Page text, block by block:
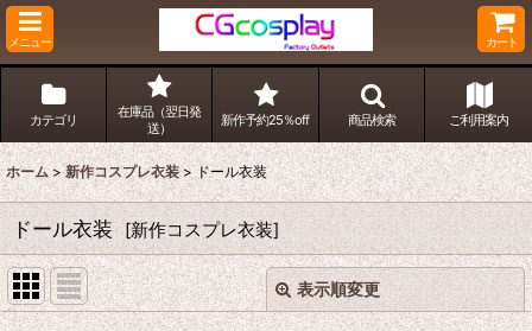
メニュー カート
カテゴリ
在庫品（翌日発
送）
新作予約25％off 商品検索 ご利用案内
ホーム > 新作コスプレ衣装 > ドール衣装
ドール衣装 [新作コスプレ衣装]
表示順変更 閉じる